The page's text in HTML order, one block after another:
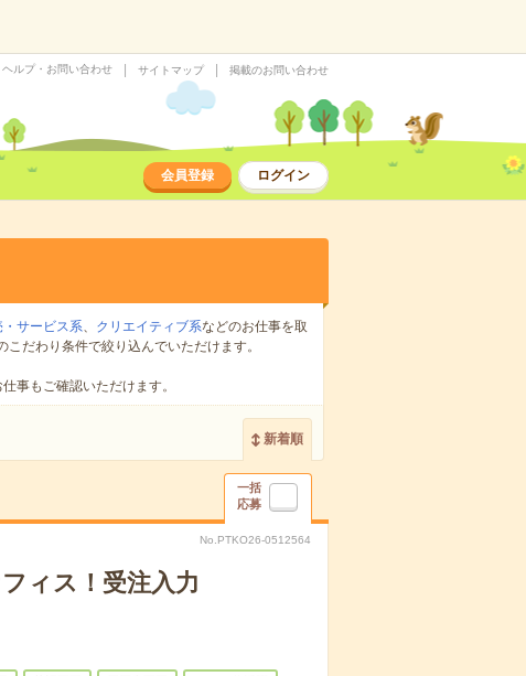
ヘルプ・お問い合わせ サイトマップ 掲載のお問い合わせ
会員登録 ログイン
サービス系、 クリエイティブ系などのお仕事を取
こだわり条件で絞り込んでいただけます。
事もご確認いただけます。
新着順
一括
応募
No.PTKO26-0512564
ィス！受注入力